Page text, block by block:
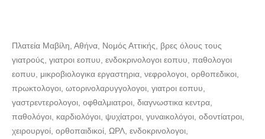
Πλατεία Μαβίλη, Αθήνα, Νομός Αττικής, βρες όλους τους
γιατρούς, γιατροι εοπυυ, ενδοκρινολογοι εοπυυ, παθολογοι
εοπυυ, μικροβιολογικα εργαστηρια, νεφρολογοι, ορθοπεδικοι,
πρωκτολογοι, ωτορινολαρυγγολογοι, γιατροι εοπυυ,
γαστρεντερολογοι, οφθαλμιατροι, διαγνωστικα κεντρα,
παθολόγοι, καρδιολόγοι, ψυχίατροι, γυναικολόγοι, οδοντίατροι,
χειρουργοί, ορθοπαιδικοί, ΩΡΛ, ενδοκρινολογοι,